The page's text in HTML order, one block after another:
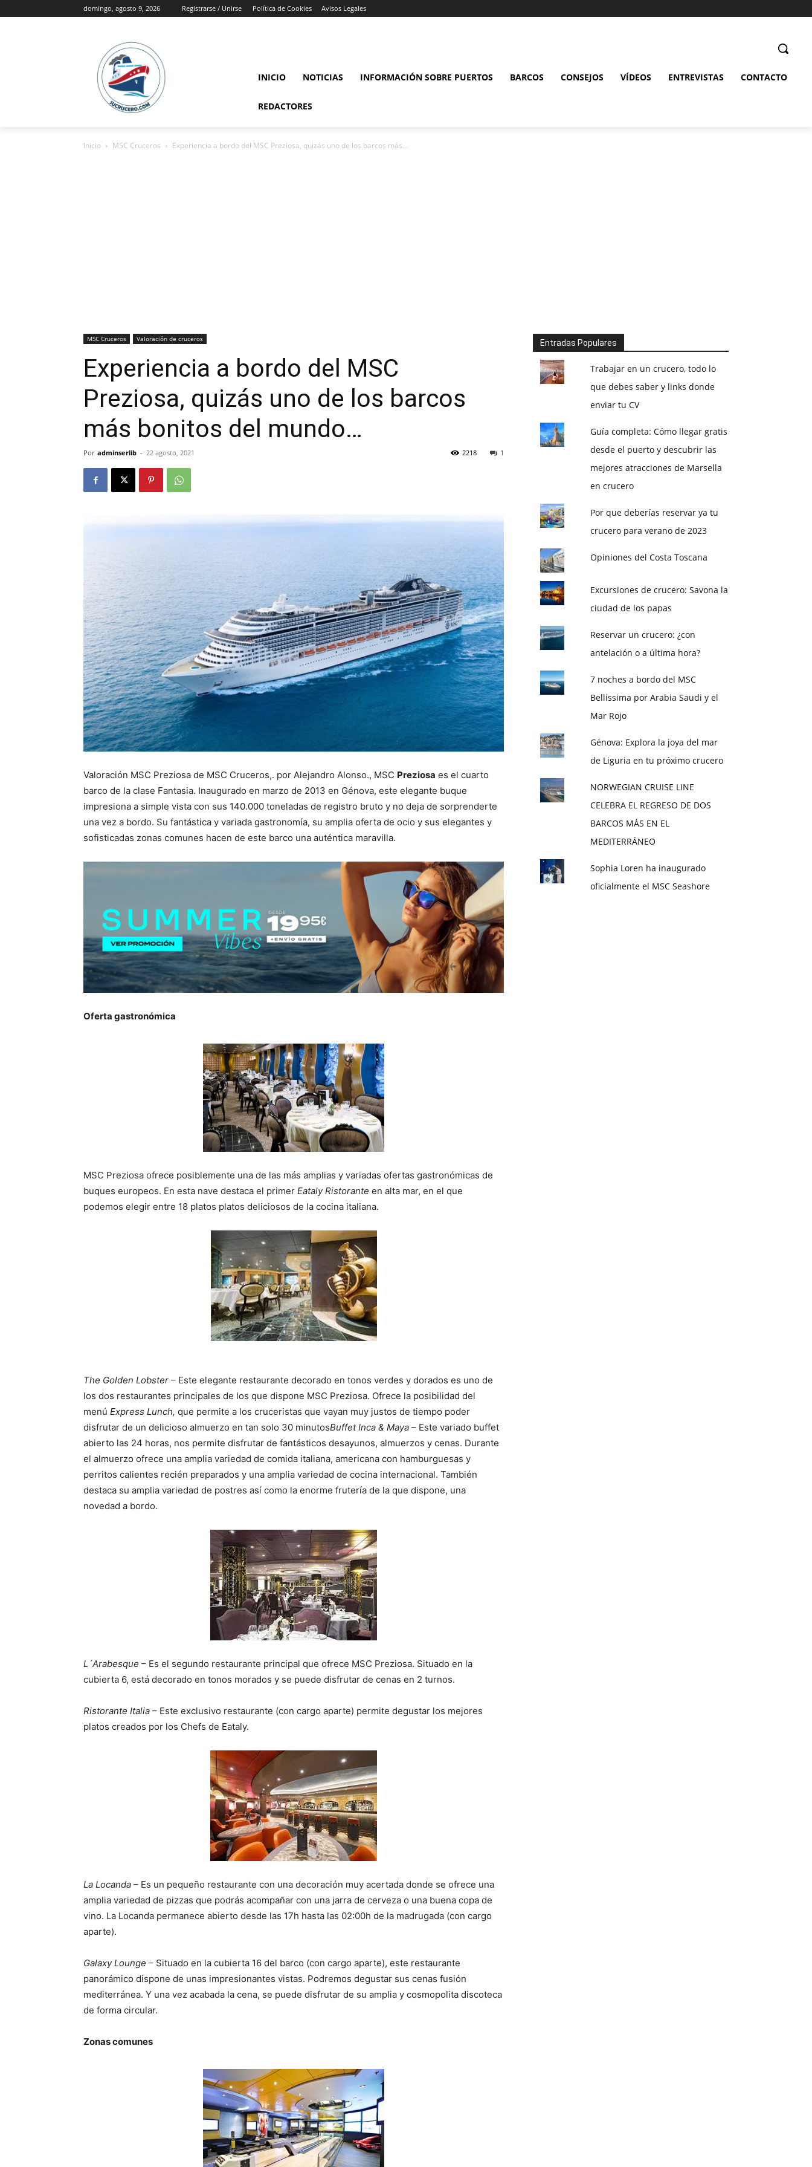
domingo, agosto 9, 2026 Registrarse / Unirse Política de Cookies Avisos Legales
INICIO NOTICIAS INFORMACIÓN SOBRE PUERTOS BARCOS CONSEJOS VÍDEOS ENTREVISTAS CONTACTO
REDACTORES
Inicio MSC Cruceros Experiencia a bordo del MSC Preziosa, quizás uno de los barcos más...
MSC Cruceros Valoración de cruceros
Experiencia a bordo del MSC
Preziosa, quizás uno de los barcos
más bonitos del mundo…
Por adminserlib - 22 agosto, 2021 1
2218
Valoración MSC Preziosa de MSC Cruceros,. por Alejandro Alonso., MSC Preziosa es el cuarto
barco de la clase Fantasia. Inaugurado en marzo de 2013 en Génova, este elegante buque
impresiona a simple vista con sus 140.000 toneladas de registro bruto y no deja de sorprenderte
una vez a bordo. Su fantástica y variada gastronomía, su amplia oferta de ocio y sus elegantes y
sofisticadas zonas comunes hacen de este barco una auténtica maravilla.
Oferta gastronómica
MSC Preziosa ofrece posiblemente una de las más amplias y variadas ofertas gastronómicas de
buques europeos. En esta nave destaca el primer Eataly Ristorante en alta mar, en el que
podemos elegir entre 18 platos platos deliciosos de la cocina italiana.
The Golden Lobster – Este elegante restaurante decorado en tonos verdes y dorados es uno de
los dos restaurantes principales de los que dispone MSC Preziosa. Ofrece la posibilidad del
menú Express Lunch, que permite a los cruceristas que vayan muy justos de tiempo poder
disfrutar de un delicioso almuerzo en tan solo 30 minutosBuffet Inca & Maya – Este variado buffet
abierto las 24 horas, nos permite disfrutar de fantásticos desayunos, almuerzos y cenas. Durante
el almuerzo ofrece una amplia variedad de comida italiana, americana con hamburguesas y
perritos calientes recién preparados y una amplia variedad de cocina internacional. También
destaca su amplia variedad de postres así como la enorme frutería de la que dispone, una
novedad a bordo.
L´Arabesque – Es el segundo restaurante principal que ofrece MSC Preziosa. Situado en la
cubierta 6, está decorado en tonos morados y se puede disfrutar de cenas en 2 turnos.
Ristorante Italia – Este exclusivo restaurante (con cargo aparte) permite degustar los mejores
platos creados por los Chefs de Eataly.
La Locanda – Es un pequeño restaurante con una decoración muy acertada donde se ofrece una
amplia variedad de pizzas que podrás acompañar con una jarra de cerveza o una buena copa de
vino. La Locanda permanece abierto desde las 17h hasta las 02:00h de la madrugada (con cargo
aparte).
Galaxy Lounge – Situado en la cubierta 16 del barco (con cargo aparte), este restaurante
panorámico dispone de unas impresionantes vistas. Podremos degustar sus cenas fusión
mediterránea. Y una vez acabada la cena, se puede disfrutar de su amplia y cosmopolita discoteca
de forma circular.
Zonas comunes
Entradas Populares
Trabajar en un crucero, todo lo
que debes saber y links donde
enviar tu CV
Guía completa: Cómo llegar gratis
desde el puerto y descubrir las
mejores atracciones de Marsella
en crucero
Por que deberías reservar ya tu
crucero para verano de 2023
Opiniones del Costa Toscana
Excursiones de crucero: Savona la
ciudad de los papas
Reservar un crucero: ¿con
antelación o a última hora?
7 noches a bordo del MSC
Bellissima por Arabia Saudi y el
Mar Rojo
Génova: Explora la joya del mar
de Liguria en tu próximo crucero
NORWEGIAN CRUISE LINE
CELEBRA EL REGRESO DE DOS
BARCOS MÁS EN EL
MEDITERRÁNEO
Sophia Loren ha inaugurado
oficialmente el MSC Seashore